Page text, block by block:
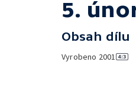
5.
Obsah dílu
Vyrobeno 2001